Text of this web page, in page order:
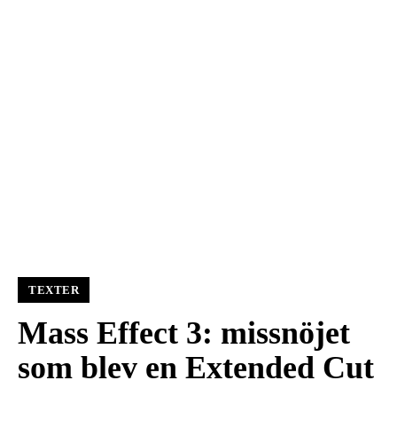
TEXTER
Mass Effect 3: missnöjet
som blev en Extended Cut